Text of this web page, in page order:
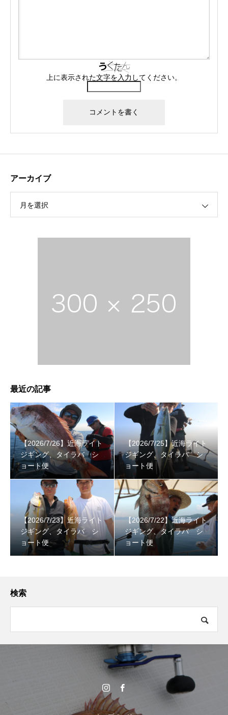
上に表示された文字を入力してください。
アーカイブ
月を選択
最近の記事
【2026/7/26】近海ライト
ジギング、タイラバ シ
ョート便
【2026/7/25】近海ライト
ジギング、タイラバ シ
ョート便
【2026/7/23】近海ライト
ジギング、タイラバ シ
ョート便
【2026/7/22】近海ライト
ジギング、タイラバ シ
ョート便
検索